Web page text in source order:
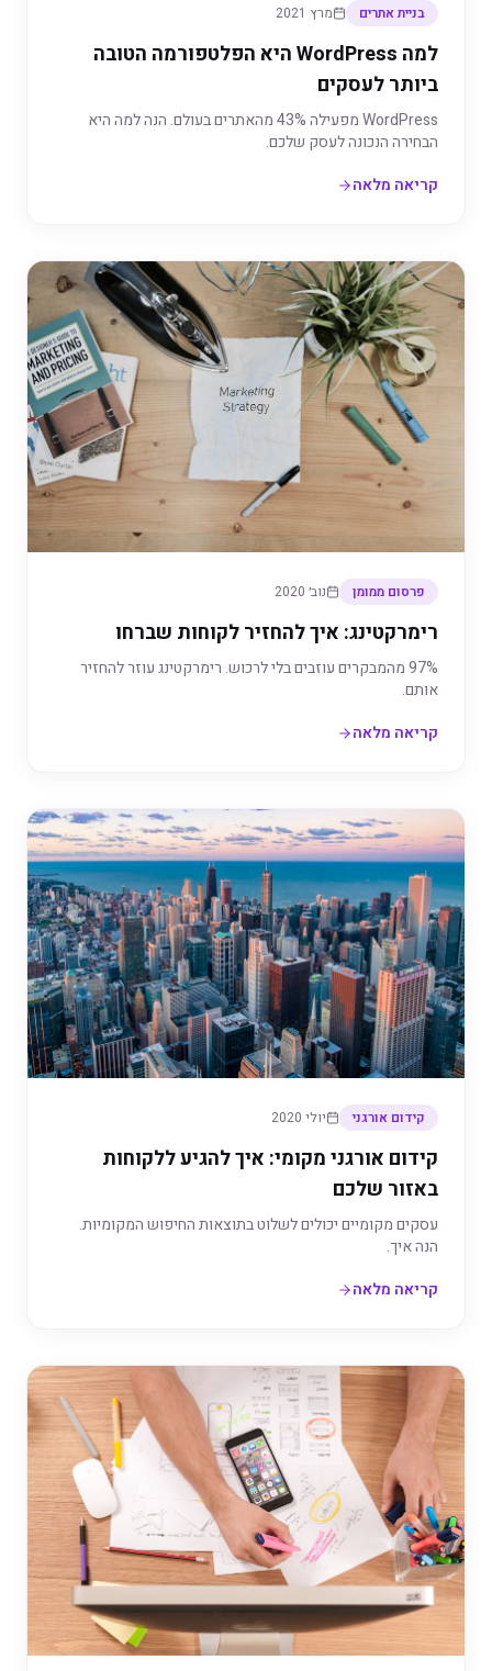
בניית אתרים מרץ 2021
למה WordPress היא הפלטפורמה הטובה
ביותר לעסקים
WordPress מפעילה 43% מהאתרים בעולם. הנה למה היא
הבחירה הנכונה לעסק שלכם.
קריאה מלאה
פרסום ממומן נוב׳ 2020
רימרקטינג: איך להחזיר לקוחות שברחו
97% מהמבקרים עוזבים בלי לרכוש. רימרקטינג עוזר להחזיר
אותם.
קריאה מלאה
קידום אורגני יולי 2020
קידום אורגני מקומי: איך להגיע ללקוחות
באזור שלכם
עסקים מקומיים יכולים לשלוט בתוצאות החיפוש המקומיות.
הנה איך.
קריאה מלאה